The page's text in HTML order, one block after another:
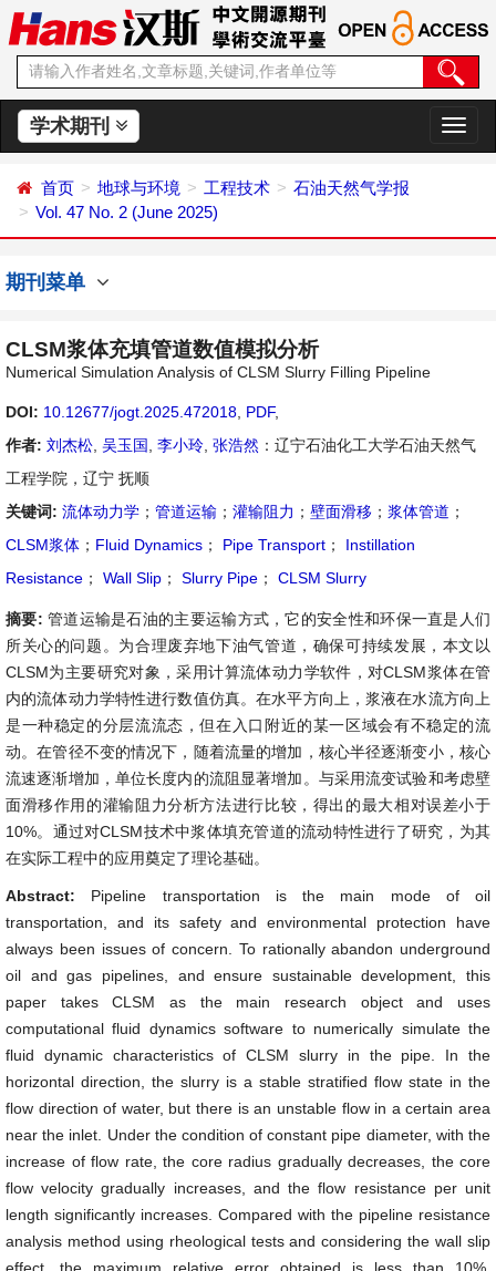
学术期刊
切
换
首页 地球与环境 工程技术
石油天然气学报
Vol. 47 No. 2 (June 2025)
期刊菜单
CLSM浆体充填管道数值模拟分析
Numerical Simulation Analysis of CLSM Slurry Filling Pipeline
DOI: 10.12677/jogt.2025.472018 PDF,
作者: 刘杰松 吴玉国 李小玲 张浩然 ：辽宁石油化工大学石油天然气
工程学院，辽宁 抚顺
关键词: 流体动力学 ； 管道运输 ； 灌输阻力 ； 壁面滑移 ； 浆体管道 ；
CLSM浆体 ； Fluid Dynamics ； Pipe Transport ；
Instillation
Resistance ； Wall Slip ； Slurry Pipe ； CLSM Slurry
摘要: 管道运输是石油的主要运输方式，它的安全性和环保一直是人们
所关心的问题。为合理废弃地下油气管道，确保可持续发展，本文以
CLSM为主要研究对象，采用计算流体动力学软件，对CLSM浆体在管
内的流体动力学特性进行数值仿真。在水平方向上，浆液在水流方向上
是一种稳定的分层流流态，但在入口附近的某一区域会有不稳定的流
动。在管径不变的情况下，随着流量的增加，核心半径逐渐变小，核心
流速逐渐增加，单位长度内的流阻显著增加。与采用流变试验和考虑壁
面滑移作用的灌输阻力分析方法进行比较，得出的最大相对误差小于
10%。通过对CLSM技术中浆体填充管道的流动特性进行了研究，为其
在实际工程中的应用奠定了理论基础。
Abstract: Pipeline transportation is the main mode of oil
transportation, and its safety and environmental protection have
always been issues of concern. To rationally abandon underground
oil and gas pipelines, and ensure sustainable development, this
paper takes CLSM as the main research object and uses
computational fluid dynamics software to numerically simulate the
fluid dynamic characteristics of CLSM slurry in the pipe. In the
horizontal direction, the slurry is a stable stratified flow state in the
flow direction of water, but there is an unstable flow in a certain area
near the inlet. Under the condition of constant pipe diameter, with the
increase of flow rate, the core radius gradually decreases, the core
flow velocity gradually increases, and the flow resistance per unit
length significantly increases. Compared with the pipeline resistance
analysis method using rheological tests and considering the wall slip